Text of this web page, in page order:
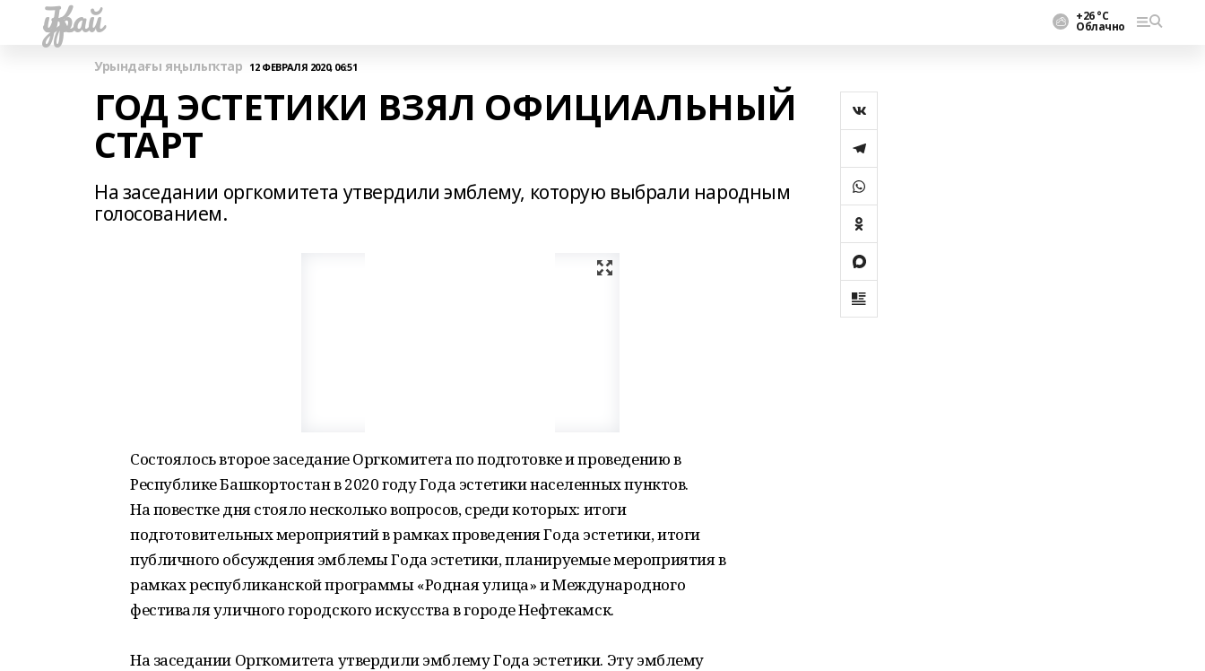
Ҡурай +26 °С
Облачно
Урындағы яңылыҡтар 12 ФЕВРАЛЯ 2020, 06:51
ГОД ЭСТЕТИКИ ВЗЯЛ ОФИЦИАЛЬНЫЙ
СТАРТ
На заседании оргкомитета утвердили эмблему, которую выбрали народным
голосованием.
Состоялось второе заседание Оргкомитета по подготовке и проведению в
Республике Башкортостан в 2020 году Года эстетики населенных пунктов.
На повестке дня стояло несколько вопросов, среди которых: итоги
подготовительных мероприятий в рамках проведения Года эстетики, итоги
публичного обсуждения эмблемы Года эстетики, планируемые мероприятия в
рамках республиканской программы «Родная улица» и Международного
фестиваля уличного городского искусства в городе Нефтекамск.
На заседании Оргкомитета утвердили эмблему Года эстетики. Эту эмблему